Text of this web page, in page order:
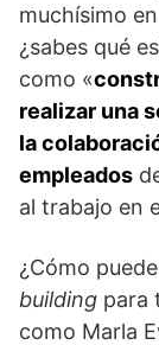
muchísimo
¿sabes qué
como «
realizar una
la
empleados
al trabajo en
¿Cómo
building para
como Marla